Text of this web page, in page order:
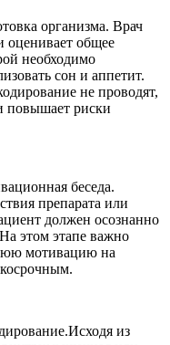
организма. Врач
оценивает общее
необходимо
сон и аппетит.
не проводят,
повышает риски
беседа.
препарата или
должен осознанно
этом этапе важно
мотивацию на
из